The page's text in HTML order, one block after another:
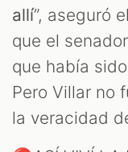
allí”, aseguró
que el
que había
Pero Villar no
la veracidad